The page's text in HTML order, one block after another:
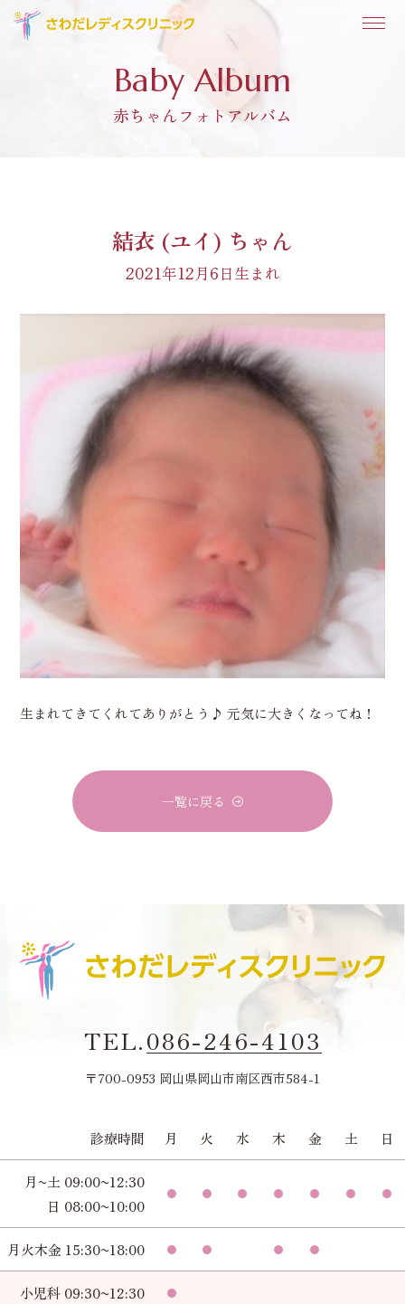
Baby Album
赤ちゃんフォトアルバム
結衣 (ユイ) ちゃん
2021年12月6日生まれ
生まれてきてくれてありがとう♪ 元気に大きくなってね！
一覧に戻る
TEL.086-246-4103
〒700-0953 岡山県岡山市南区西市584-1
診療時間 月 火 水 木 金 土 日
月~土 09:00~12:30
日 08:00~10:00
月火木金 15:30~18:00
小児科 09:30~12:30